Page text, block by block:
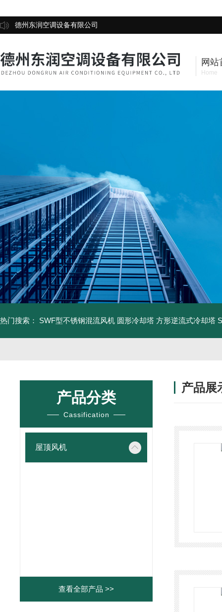
德州东润空调设备有限公司
网站
Home
热门搜索： SWF型不锈钢混流风机 圆形冷却塔 方形逆流式冷却塔
产品分类
Cassification
屋顶风机
查看全部产品 >>
产品展